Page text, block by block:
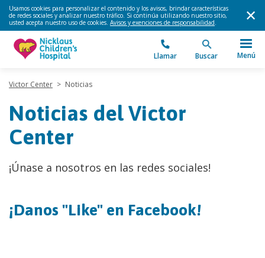
Usamos cookies para personalizar el contenido y los avisos, brindar características
de redes sociales y analizar nuestro tráfico. Si continúa utilizando nuestro sitio,
usted acepta nuestro uso de cookies. Avisos y exenciones de responsabilidad.
Llamar Buscar Menú
Victor Center > Noticias
Noticias del Victor
Center
¡Únase a nosotros en las redes sociales!
¡Danos "Like" en Facebook!